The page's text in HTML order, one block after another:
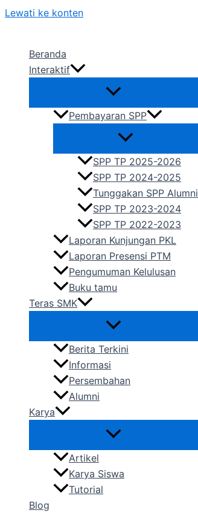
Lewati ke konten
Beranda
Interaktif
Pembayaran SPP
SPP TP 2025-2026
SPP TP 2024-2025
Tunggakan SPP Alumni
SPP TP 2023-2024
SPP TP 2022-2023
Laporan Kunjungan PKL
Laporan Presensi PTM
Pengumuman Kelulusan
Buku tamu
Teras SMK
Berita Terkini
Informasi
Persembahan
Alumni
Karya
Artikel
Karya Siswa
Tutorial
Blog